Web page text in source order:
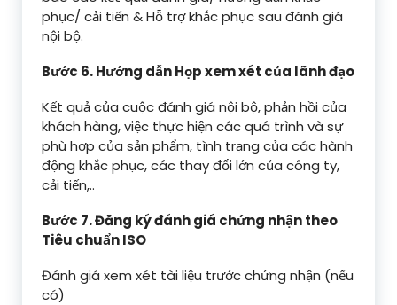
phục/ cải tiến & Hỗ trợ khắc phục sau đánh giá
nội bộ.
Bước 6. Hướng dẫn Họp xem xét của lãnh đạo
Kết quả của cuộc đánh giá nội bộ, phản hồi của
khách hàng, việc thực hiện các quá trình và sự
phù hợp của sản phẩm, tình trạng của các hành
động khắc phục, các thay đổi lớn của công ty,
cải tiến,..
Bước 7. Đăng ký đánh giá chứng nhận theo
Tiêu chuẩn ISO
Đánh giá xem xét tài liệu trước chứng nhận (nếu
có)